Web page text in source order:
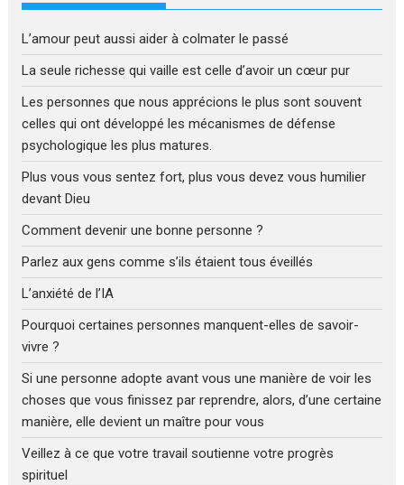
L’amour peut aussi aider à colmater le passé
La seule richesse qui vaille est celle d’avoir un cœur pur
Les personnes que nous apprécions le plus sont souvent
celles qui ont développé les mécanismes de défense
psychologique les plus matures.
Plus vous vous sentez fort, plus vous devez vous humilier
devant Dieu
Comment devenir une bonne personne ?
Parlez aux gens comme s’ils étaient tous éveillés
L’anxiété de l’IA
Pourquoi certaines personnes manquent-elles de savoir-
vivre ?
Si une personne adopte avant vous une manière de voir les
choses que vous finissez par reprendre, alors, d’une certaine
manière, elle devient un maître pour vous
Veillez à ce que votre travail soutienne votre progrès
spirituel